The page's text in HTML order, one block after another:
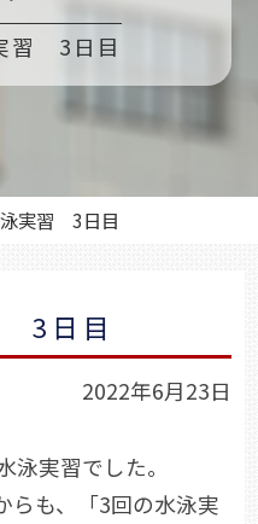
習 3日目
実習 3日目
3日目
2022年6月23日
実習でした。
も、「3回の水泳実